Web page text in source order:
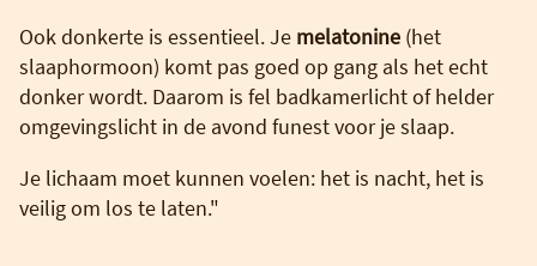
Ook donkerte is essentieel. Je melatonine (het
slaaphormoon) komt pas goed op gang als het echt
donker wordt. Daarom is fel badkamerlicht of helder
omgevingslicht in de avond funest voor je slaap.
Je lichaam moet kunnen voelen: het is nacht, het is
veilig om los te laten."